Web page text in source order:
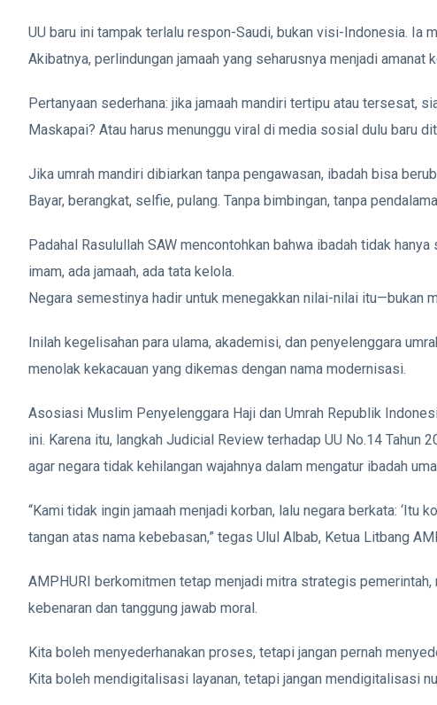
UU baru ini tampak terlalu respon-Saudi, bukan visi-Indonesia. Ia
Akibatnya, perlindungan jamaah yang seharusnya menjadi amanat
Pertanyaan sederhana: jika jamaah mandiri tertipu atau tersesat,
Maskapai? Atau harus menunggu viral di media sosial dulu baru
Jika umrah mandiri dibiarkan tanpa pengawasan, ibadah bisa
Bayar, berangkat, selfie, pulang. Tanpa bimbingan, tanpa
Padahal Rasulullah SAW mencontohkan bahwa ibadah tidak
imam, ada jamaah, ada tata kelola.
Negara semestinya hadir untuk menegakkan nilai-nilai itu—bukan
Inilah kegelisahan para ulama, akademisi, dan penyelenggara
menolak kekacauan yang dikemas dengan nama modernisasi.
Asosiasi Muslim Penyelenggara Haji dan Umrah Republik
ini. Karena itu, langkah Judicial Review terhadap UU No.14
agar negara tidak kehilangan wajahnya dalam mengatur ibadah
“Kami tidak ingin jamaah menjadi korban, lalu negara berkata: ‘Itu
tangan atas nama kebebasan,” tegas Ulul Albab, Ketua Litbang
AMPHURI berkomitmen tetap menjadi mitra strategis
kebenaran dan tanggung jawab moral.
Kita boleh menyederhanakan proses, tetapi jangan pernah
Kita boleh mendigitalisasi layanan, tetapi jangan mendigitalisasi